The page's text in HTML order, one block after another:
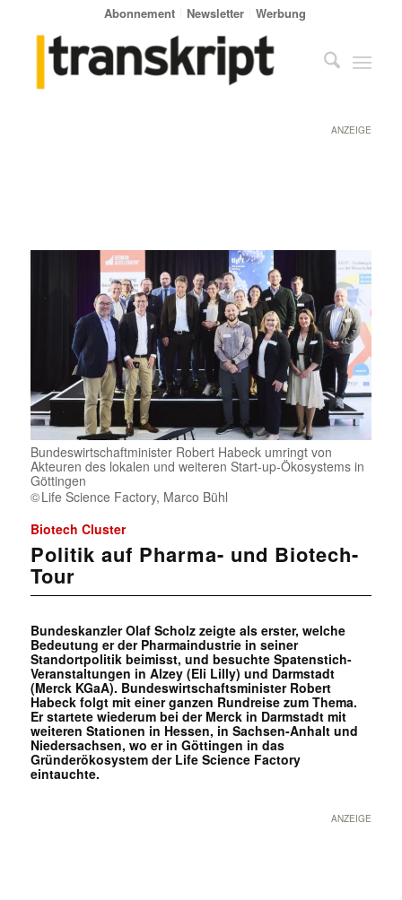
Abonnement Newsletter Werbung
ANZEIGE
Bundeswirtschaftminister Robert Habeck umringt von
Akteuren des lokalen und weiteren Start-up-Ökosystems in
Göttingen
Life Science Factory, Marco Bühl
Biotech Cluster
Politik auf Pharma- und Biotech-
Tour
Bundeskanzler Olaf Scholz zeigte als erster, welche
Bedeutung er der Pharmaindustrie in seiner
Standortpolitik beimisst, und besuchte Spatenstich-
Veranstaltungen in Alzey (Eli Lilly) und Darmstadt
(Merck KGaA). Bundeswirtschaftsminister Robert
Habeck folgt mit einer ganzen Rundreise zum Thema.
Er startete wiederum bei der Merck in Darmstadt mit
weiteren Stationen in Hessen, in Sachsen-Anhalt und
Niedersachsen, wo er in Göttingen in das
Gründerökosystem der Life Science Factory
eintauchte.
ANZEIGE